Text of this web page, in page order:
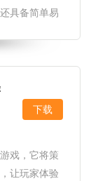
具备简单易
的拼图场景
下载
戏，它将策
让玩家体验